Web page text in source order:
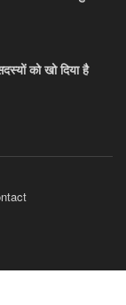
को खो दिया है